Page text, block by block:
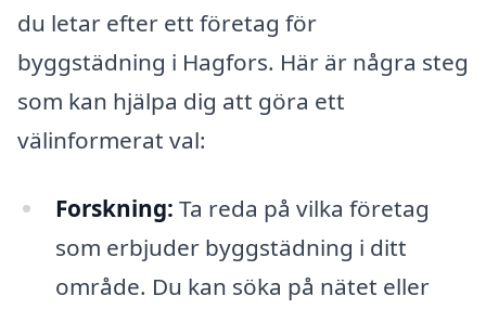
du letar efter ett företag för
byggstädning i Hagfors. Här är några steg
som kan hjälpa dig att göra ett
välinformerat val:
Forskning: Ta reda på vilka företag
som erbjuder byggstädning i ditt
område. Du kan söka på nätet eller